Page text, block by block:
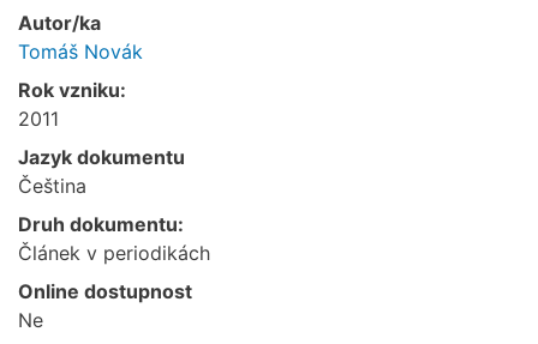
Autor/ka
Tomáš Novák
Rok vzniku:
2011
Jazyk dokumentu
Čeština
Druh dokumentu:
Článek v periodikách
Online dostupnost
Ne